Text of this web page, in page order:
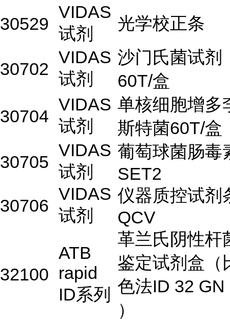
30529
VIDAS
试剂
光学校正条
30702
VIDAS
试剂
沙门氏菌试剂
60T/盒
30704
VIDAS
试剂
单核细胞增多
斯特菌60T/盒
30705
VIDAS
试剂
葡萄球菌肠毒
SET2
30706
VIDAS
试剂
仪器质控试剂
QCV
32100
ATB
rapid
ID系列
革兰氏阴性杆
鉴定试剂盒（
色法ID 32 GN
）